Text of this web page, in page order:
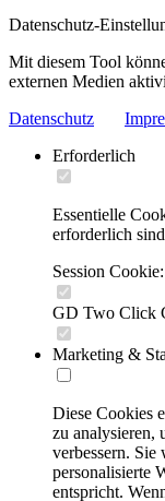
Datenschutz-
Mit diesem Tool
externen Medien
Datenschutz
Erforderlich
Essentielle
erforderlich
Session
GD Two Click
Marketing &
Diese Cookies
zu analysieren,
verbessern. Sie
personalisierte
entspricht.